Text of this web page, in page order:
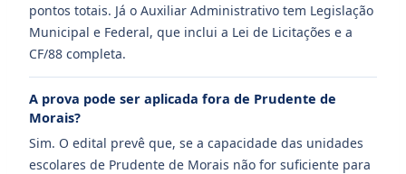
pontos totais. Já o Auxiliar Administrativo tem Legislação
Municipal e Federal, que inclui a Lei de Licitações e a
CF/88 completa.
A prova pode ser aplicada fora de Prudente de
Morais?
Sim. O edital prevê que, se a capacidade das unidades
escolares de Prudente de Morais não for suficiente para